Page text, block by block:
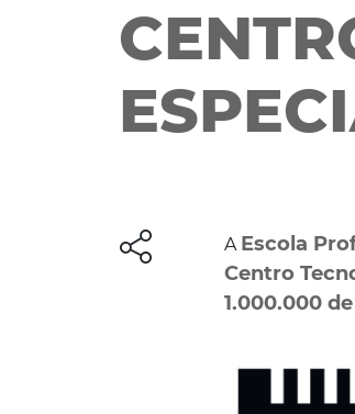
A Escola
Centro
1.000.000